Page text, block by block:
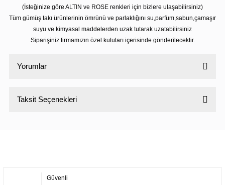
(İsteğinize göre ALTIN ve ROSE renkleri için bizlere ulaşabilirsiniz)
Tüm gümüş takı ürünlerinin ömrünü ve parlaklığını su,parfüm,sabun,çamaşır
suyu ve kimyasal maddelerden uzak tutarak uzatabilirsiniz
Siparişiniz firmamızın özel kutuları içerisinde gönderilecektir.
Yorumlar
Taksit Seçenekleri
Güvenli